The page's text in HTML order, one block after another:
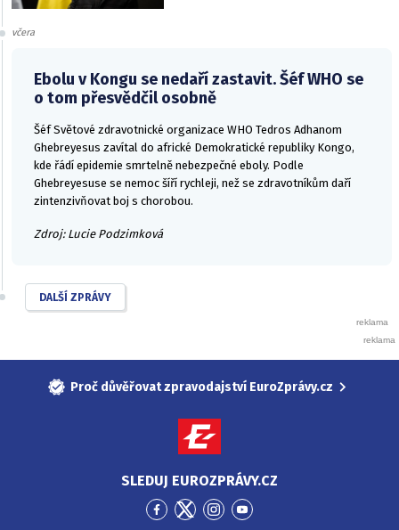
včera
Ebolu v Kongu se nedaří zastavit. Šéf WHO se
o tom přesvědčil osobně
Šéf Světové zdravotnické organizace WHO Tedros Adhanom
Ghebreyesus zavítal do africké Demokratické republiky Kongo,
kde řádí epidemie smrtelně nebezpečné eboly. Podle
Ghebreyesuse se nemoc šíří rychleji, než se zdravotníkům daří
zintenzivňovat boj s chorobou.
Zdroj: Lucie Podzimková
DALŠÍ ZPRÁVY
Proč důvěřovat zpravodajství EuroZprávy.cz
SLEDUJ EUROZPRÁVY.CZ
PřejítPřejítPřejítPřejít